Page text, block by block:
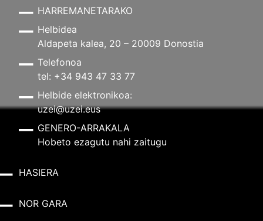
HARREMANETARAKO
Helbidea
Aldapeta kalea, 20 – 20009 Donostia
Telefonoa
tel: +34 943 47 33 77
Helbide elektronikoa:
uzei@uzei.eus
GENERO-ARRAKALA
Hobeto ezagutu nahi zaitugu
HASIERA
NOR GARA